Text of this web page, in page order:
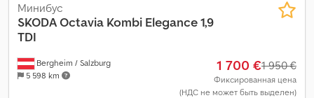
Bergheim / Salzburg
5 598 km
Минибус
SKODAOctavia Kombi Elegance 1,9
TDI
1 700 €1 950 €
Фиксированная цена
(НДС не может быть выделен)